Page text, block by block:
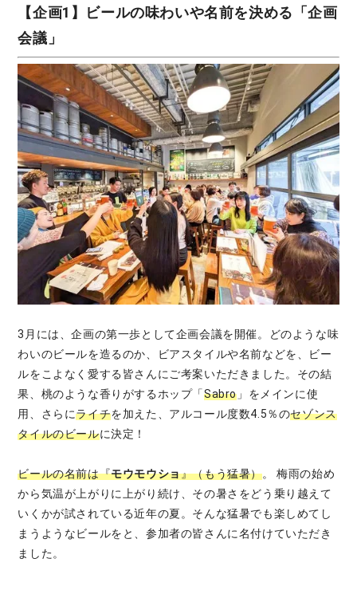
【企画1】ビールの味わいや名前を決める「企画
会議」
3月には、企画の第一歩として企画会議を開催。どのような味
わいのビールを造るのか、ビアスタイルや名前などを、ビー
ルをこよなく愛する皆さんにご考案いただきました。その結
果、桃のような香りがするホップ「Sabro 」をメインに使
用、さらにライチを加えた、アルコール度数4.5％のセゾンス
タイルのビールに決定！
ビールの名前は『モウモウショ』（もう猛暑）。 梅雨の始め
から気温が上がりに上がり続け、その暑さをどう乗り越えて
いくかが試されている近年の夏。そんな猛暑でも楽しめてし
まうようなビールをと、参加者の皆さんに名付けていただき
ました。